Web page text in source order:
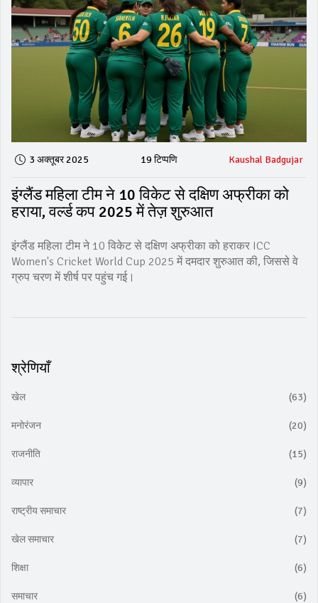
3 अक्तूबर 2025 19 टिप्पणि Kaushal Badgujar
इंग्लैंड महिला टीम ने 10 विकेट से दक्षिण अफ्रीका को
हराया, वर्ल्ड कप 2025 में तेज़ शुरुआत
इंग्लैंड महिला टीम ने 10 विकेट से दक्षिण अफ्रीका को हराकर ICC
Women's Cricket World Cup 2025 में दमदार शुरुआत की, जिससे वे
ग्रुप चरण में शीर्ष पर पहुंच गई।
श्रेणियाँ
खेल (63)
मनोरंजन (20)
राजनीति (15)
व्यापार (9)
राष्ट्रीय समाचार (7)
खेल समाचार (7)
शिक्षा (6)
समाचार (6)